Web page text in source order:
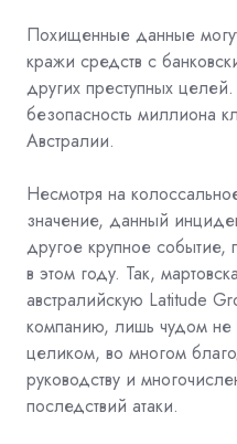
Похищенные данные
кражи средств с
других преступных
безопасность миллиона
Австралии.
Несмотря на
значение, данный
другое крупное
в этом году. Так,
австралийскую Latitude
компанию, лишь чудом не
целиком, во многом
руководству и
последствий атаки.